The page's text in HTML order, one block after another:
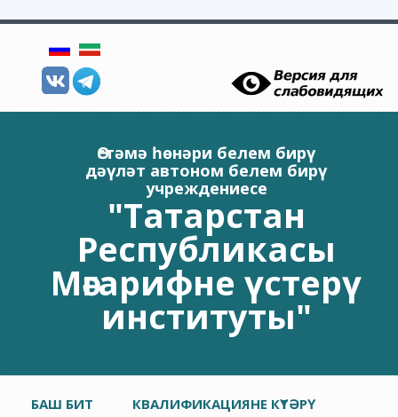
Өстәмә һөнәри белем бирү
дәүләт автоном белем бирү
учреждениесе
"Татарстан
Республикасы
Мәгарифне үстерү
институты"
Төп меню
БАШ БИТ КВАЛИФИКАЦИЯНЕ КҮТӘРҮ